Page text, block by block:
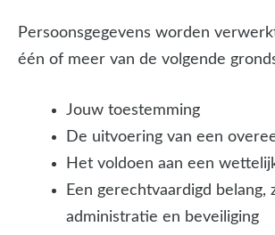
Persoonsgegevens worden
één of meer van de volgende
Jouw toestemming
De uitvoering van een
Het voldoen aan een
Een gerechtvaardigd belang,
administratie en beveiliging